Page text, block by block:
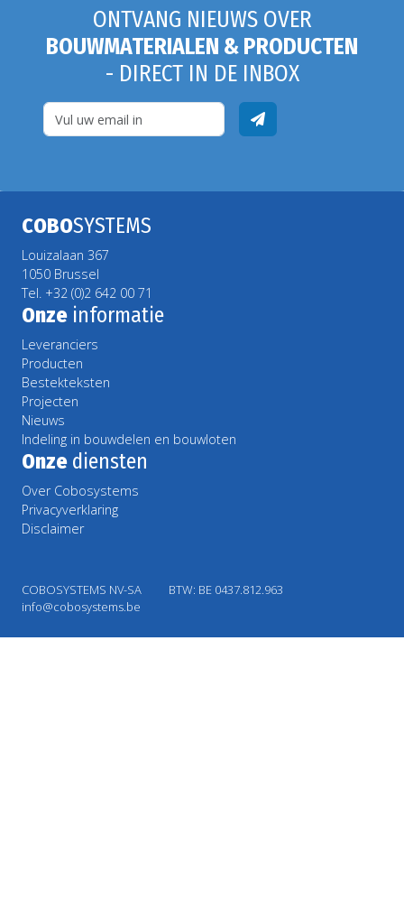
ONTVANG NIEUWS OVER
BOUWMATERIALEN & PRODUCTEN
- DIRECT IN DE INBOX
COBOSYSTEMS
Louizalaan 367
1050 Brussel
Tel. +32 (0)2 642 00 71
Onze informatie
Leveranciers
Producten
Bestekteksten
Projecten
Nieuws
Indeling in bouwdelen en bouwloten
Onze diensten
Over Cobosystems
Privacyverklaring
Disclaimer
COBOSYSTEMS NV-SA
BTW: BE 0437.812.963
info@cobosystems.be